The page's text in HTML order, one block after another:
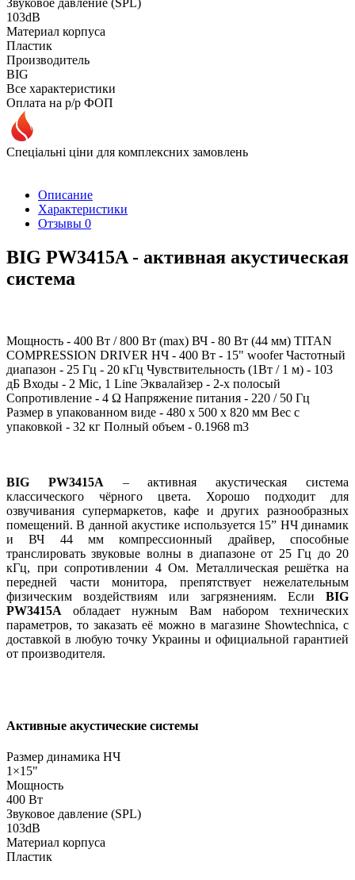
103dB
Материал корпуса
Пластик
Производитель
BIG
Все характеристики
Оплата на р/р ФОП
Спеціальні ціни для комплексних замовлень
Описание
Характеристики
Отзывы 0
BIG PW3415A - активная акустическая
система
Мощность - 400 Вт / 800 Вт (max) ВЧ - 80 Вт (44 мм) TITAN
COMPRESSION DRIVER НЧ - 400 Вт - 15" woofer Частотный
диапазон - 25 Гц - 20 кГц Чувствительность (1Вт / 1 м) - 103
дБ Входы - 2 Mic, 1 Line Эквалайзер - 2-х полосый
Сопротивление - 4 Ω Напряжение питания - 220 / 50 Гц
Размер в упакованном виде - 480 x 500 x 820 мм Вес с
упаковкой - 32 кг Полный объем - 0.1968 m3
BIG PW3415A – активная акустическая система
классического чёрного цвета. Хорошо подходит для
озвучивания супермаркетов, кафе и других разнообразных
помещений. В данной акустике используется 15” НЧ динамик
и ВЧ 44 мм компрессионный драйвер, способные
транслировать звуковые волны в диапазоне от 25 Гц до 20
кГц, при сопротивлении 4 Ом. Металлическая решётка на
передней части монитора, препятствует нежелательным
физическим воздействиям или загрязнениям. Если BIG
PW3415A обладает нужным Вам набором технических
параметров, то заказать её можно в магазине Showtechnica, с
доставкой в любую точку Украины и официальной гарантией
от производителя.
Активные акустические системы
Размер динамика НЧ
1×15"
Мощность
400 Вт
Звуковое давление (SPL)
103dB
Материал корпуса
Пластик